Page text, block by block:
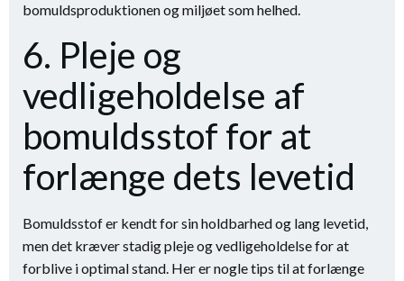
bomuldsproduktionen og miljøet som helhed.
6. Pleje og
vedligeholdelse af
bomuldsstof for at
forlænge dets levetid
Bomuldsstof er kendt for sin holdbarhed og lang levetid,
men det kræver stadig pleje og vedligeholdelse for at
forblive i optimal stand. Her er nogle tips til at forlænge